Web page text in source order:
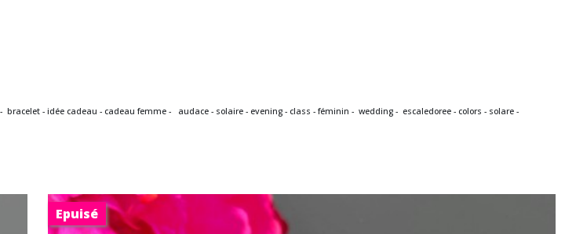
- idée cadeau - cadeau femme - audace - solaire - evening - class - féminin - wedding - escaledoree - colors - solare -
Epuisé